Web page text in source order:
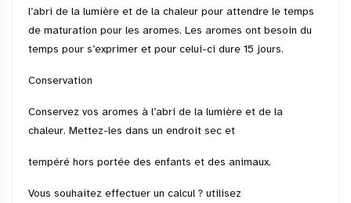
l’abri de la lumière et de la chaleur pour attendre le temps
de maturation pour les aromes. Les aromes ont besoin du
temps pour s’exprimer et pour celui-ci dure 15 jours.
Conservation
Conservez vos aromes à l’abri de la lumière et de la
chaleur. Mettez-les dans un endroit sec et
tempéré hors portée des enfants et des animaux.
Vous souhaitez effectuer un calcul ? utilisez